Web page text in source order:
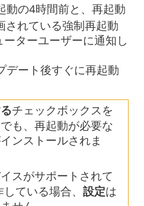
動の4時間前と、再起動
されている強制再起動
ターユーザーに通知し
デート後すぐに再起動
チェックボックスを
も、再起動が必要な
ンストールされま
スがサポートされて
ている場合、 設定は